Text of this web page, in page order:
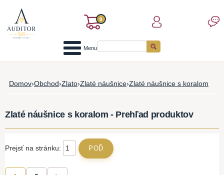
0
Menu
Domov›Obchod›Zlato›Zlaté náušnice›Zlaté náušnice s koralom
Zlaté náušnice s koralom - Prehľad produktov
Prejsť na stránku: